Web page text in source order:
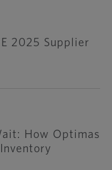
2025 Supplier
How Optimas